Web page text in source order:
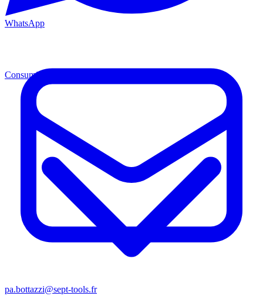
WhatsApp
pa.bottazzi@sept-tools.fr
Consumibles